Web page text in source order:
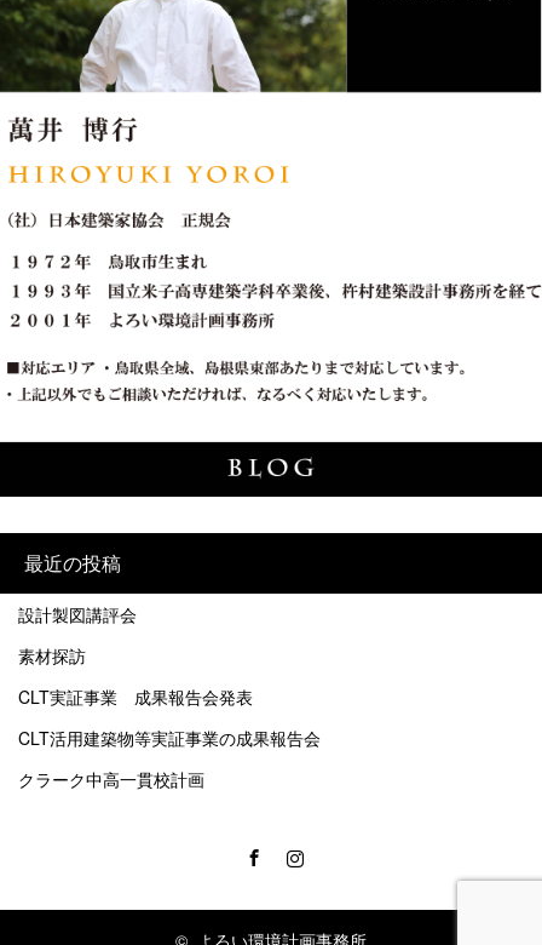
最近の投稿
設計製図講評会
素材探訪
CLT実証事業 成果報告会発表
CLT活用建築物等実証事業の成果報告会
クラーク中高一貫校計画
© よろい環境計画事務所